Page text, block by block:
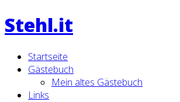
Stehl.it
Startseite
Gästebuch
Mein altes Gästebuch
Links